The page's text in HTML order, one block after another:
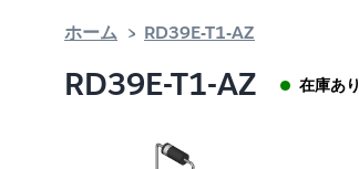
ホーム RD39E-T1-AZ
RD39E-T1-AZ 在庫あり